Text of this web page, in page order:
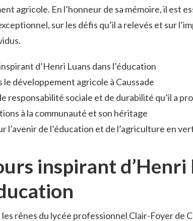
agricole. En l’honneur de sa mémoire, il est
sur les défis qu’il a relevés et sur
d’Henri Luans dans l’éducation
le développement agricole à Caussade
responsabilité sociale et de durabilité qu’il a
à la communauté et son héritage
l’avenir de l’éducation et de l’agriculture en
inspirant d’Henri
rênes du lycée professionnel Clair-Foyer de